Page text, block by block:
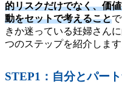
的リスクだけでなく、価
動をセットで考えること
きか迷っている妊婦さん
つのステップを紹介します
STEP1：自分とパー